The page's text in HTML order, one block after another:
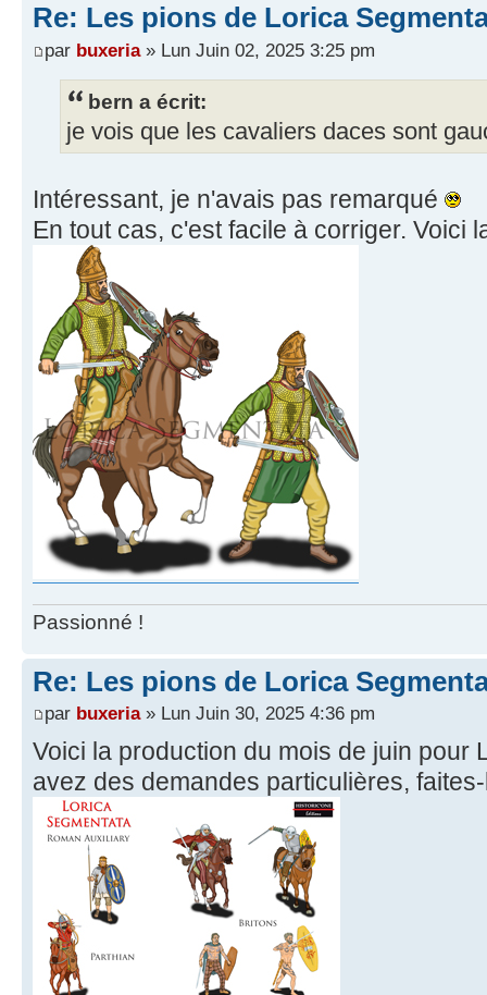
Re: Les pions de Lorica
par buxeria» Lun Juin 02, 2025 3:25 pm
bern a écrit:
je vois que les cavaliers daces sont
Intéressant, je n'avais pas remarqué
En tout cas, c'est facile à corriger. Voici
Passionné !
Re: Les pions de Lorica
par buxeria» Lun Juin 30, 2025 4:36 pm
Voici la production du mois de juin pour
avez des demandes particulières,